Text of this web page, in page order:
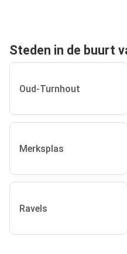
Steden in de buurt
Oud-Turnhout
Merksplas
Ravels